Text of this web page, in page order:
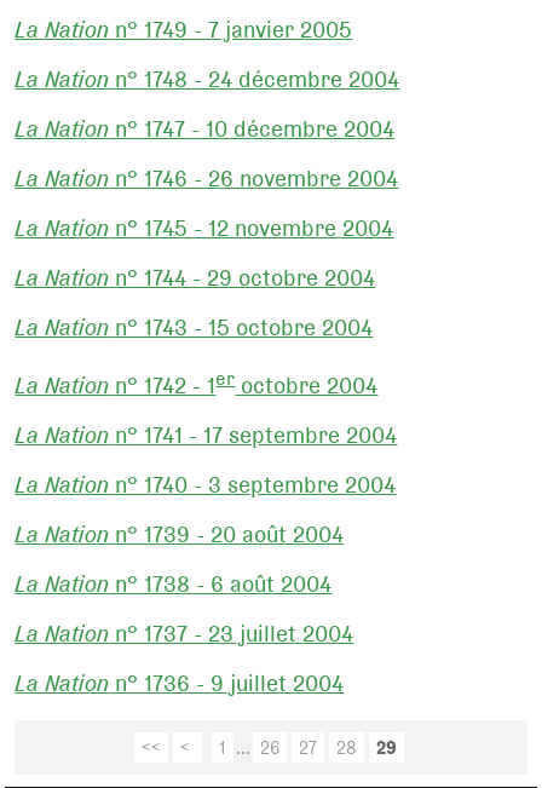
La Nationn° 1749 - 7 janvier 2005
La Nationn° 1748 - 24 décembre 2004
La Nationn° 1747 - 10 décembre 2004
La Nationn° 1746 - 26 novembre 2004
La Nationn° 1745 - 12 novembre 2004
La Nationn° 1744 - 29 octobre 2004
La Nationn° 1743 - 15 octobre 2004
La Nation n° 1742 - 1eroctobre 2004
La Nation n° 1741 - 17 septembre 2004
La Nation n° 1740 - 3 septembre 2004
La Nation n° 1739 - 20 août 2004
La Nation n° 1738 - 6 août 2004
La Nation n° 1737 - 23 juillet 2004
La Nation n° 1736 - 9 juillet 2004
<< < 1 ... 26 27 28 29